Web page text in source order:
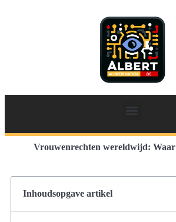
Vrouwenrechten wereldwijd: Waar
Inhoudsopgave artikel